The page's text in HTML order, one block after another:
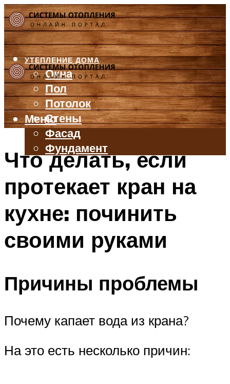
УТЕПЛЕНИЕ ДОМА
Окна
Пол
Потолок
Стены
Фасад
Фундамент
БАЛКОН И ЛОДЖИЯ
ВЕНТИЛЯЦИЯ
ТРУБЫ
Меню
Меню
Что делать, если
протекает кран на
кухне: починить
своими руками
Причины проблемы
Почему капает вода из крана?
На это есть несколько причин: